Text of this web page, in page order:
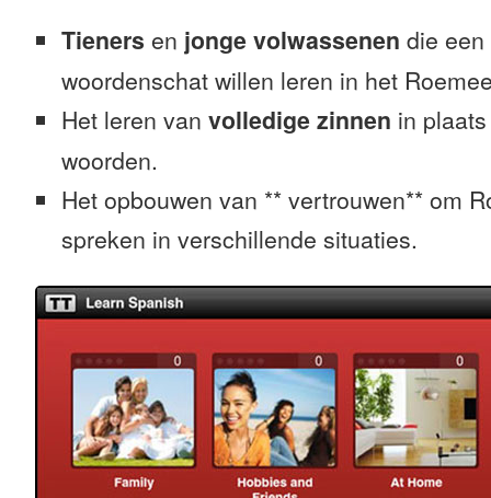
Tieners en jonge volwassenen die
woordenschat willen leren in het
Het leren van volledige zinnen in
woorden.
Het opbouwen van ** vertrouwen** om
spreken in verschillende situaties.